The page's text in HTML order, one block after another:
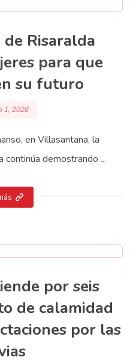
Risaralda
para que
su futuro
1, 2026
en Villasantana, la
continúa demostrando ...
por seis
de calamidad
por las